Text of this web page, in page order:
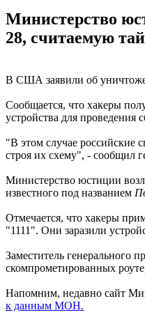
Министерство
28, считаемую
В США заявили об
Сообщается, что хакеры
устройства для
"В этом случае российские
строя их схему", - сообщил
Министерство юстиции
известного под названием
Отмечается, что хакеры
"1111". Они заразили
Заместитель генерального
скомпрометированных
Напомним, недавно сайт
к данным МОН.